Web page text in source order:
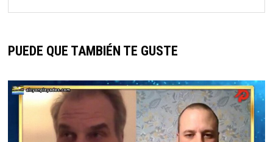
PUEDE QUE TAMBIÉN TE GUSTE